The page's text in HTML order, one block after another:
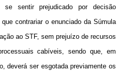
se sentir prejudicado por decisão
contrariar o enunciado da Súmula
ao STF, sem prejuízo de recursos
cabíveis, sendo que, em
deverá ser esgotada previamente os